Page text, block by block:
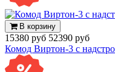
В корзину
15380 руб 52390 руб
Комод Виртон-3 с